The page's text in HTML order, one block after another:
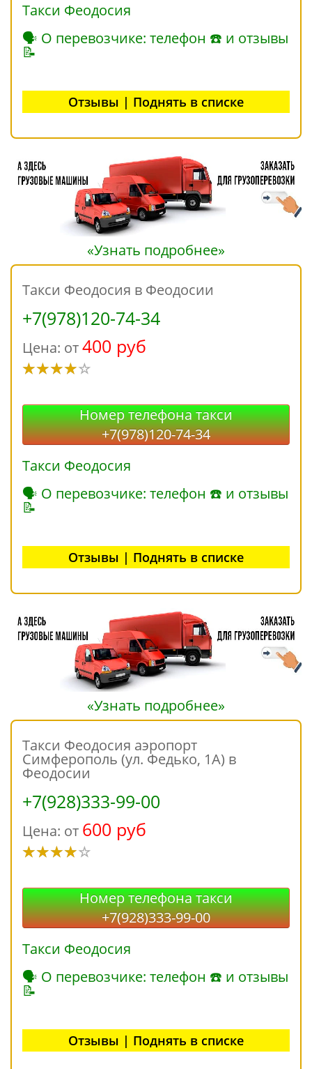
Такси Феодосия
🗣 О перевозчике: телефон ☎ и отзывы
📝
Отзывы | Поднять в списке
«Узнать подробнее»
Такси Феодосия в Феодосии
+7(978)120-74-34
Цена: от400 руб
Номер телефона такси
+7(978)120-74-34
Такси Феодосия
🗣 О перевозчике: телефон ☎ и отзывы
📝
Отзывы | Поднять в списке
«Узнать подробнее»
Такси Феодосия аэропорт
Симферополь (ул. Федько, 1А) в
Феодосии
+7(928)333-99-00
Цена: от 600 руб
Номер телефона такси
+7(928)333-99-00
Такси Феодосия
🗣 О перевозчике: телефон ☎ и отзывы
📝
Отзывы | Поднять в списке